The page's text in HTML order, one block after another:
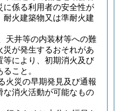
係る利用者の安全性が
火建築物又は準耐火建
天井等の内装材等への難
が発生するおそれがあ
等により、初期消火及び
こと。
火災の早期発見及び通報
消火活動が可能なもの